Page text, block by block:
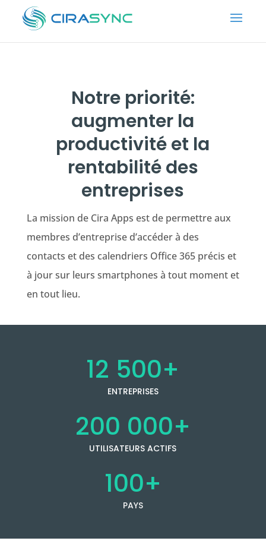
Notre priorité:
augmenter la
productivité et la
rentabilité des
entreprises
La mission de Cira Apps est de permettre aux
membres d’entreprise d’accéder à des
contacts et des calendriers Office 365 précis et
à jour sur leurs smartphones à tout moment et
en tout lieu.
12 500+
ENTREPRISES
200 000+
UTILISATEURS ACTIFS
100+
PAYS